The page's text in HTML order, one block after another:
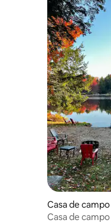
Casa de campo
d
Casa de